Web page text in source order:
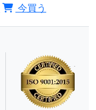
今買う